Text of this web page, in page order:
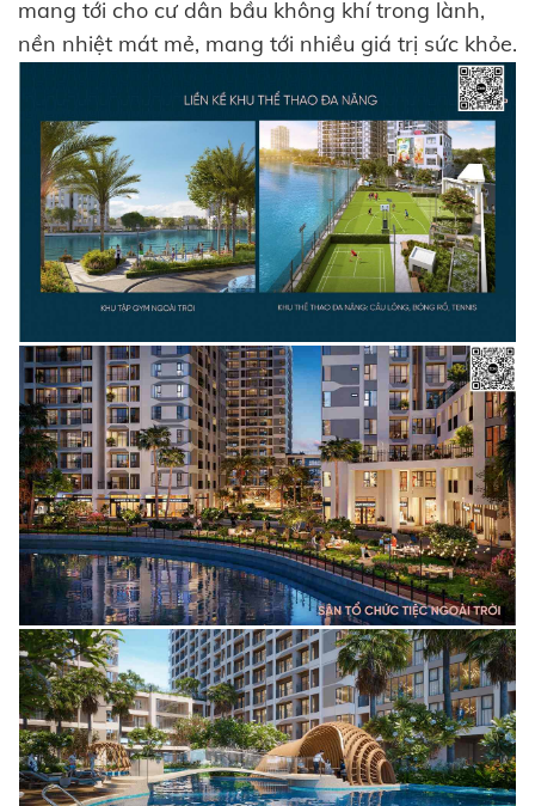
mang tới cho cư dân bầu không khí trong lành,
nền nhiệt mát mẻ, mang tới nhiều giá trị sức khỏe.